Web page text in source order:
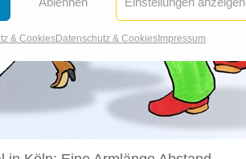
& CookiesDatenschutz & CookiesImpressum